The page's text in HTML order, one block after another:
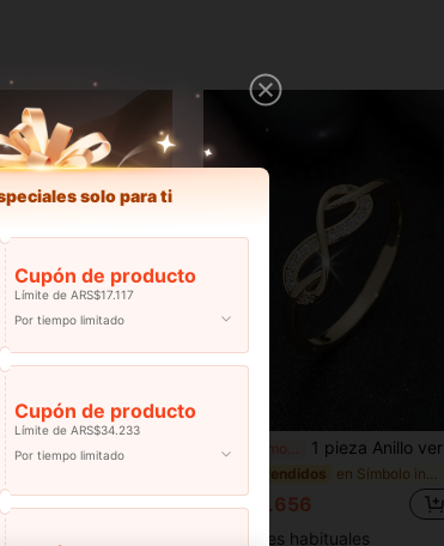
-3% 1 pieza Anillo versátil y de moda para mujeres, regalo para el Día de San Valentín/Día de la Madre/Cumpleaños
#5 Más vendidos
ARS$4.656
Clientes habituales
solo para ti
Cupón de producto
Límite de ARS$17.117
Por tiempo limitado
Cupón de producto
Límite de ARS$34.233
Por tiempo limitado